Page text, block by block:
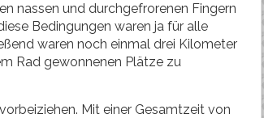
nassen und durchgefrorenen Fingern
Bedingungen waren ja für alle
waren noch einmal drei Kilometer
Rad gewonnenen Plätze zu
Mit einer Gesamtzeit von